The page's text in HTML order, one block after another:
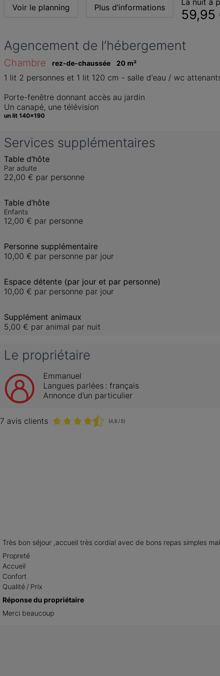
Voir le planning Plus d’informations
La nuit à
59,95
Agencement de l’hébergement
Chambre rez-de-chaussée 20 m²
1 lit 2 personnes et 1 lit 120 cm - salle d'eau / wc
Porte-fenêtre donnant accès au jardin
Un canapé, une télévision
un lit 140x190
Services supplémentaires
Table d’hôte
Par adulte
22,00 € par personne
Table d’hôte
Enfants
12,00 € par personne
Personne supplémentaire
10,00 € par personne par jour
Espace détente (par jour et par personne)
10,00 € par personne par jour
Supplément animaux
5,00 € par animal par nuit
Le propriétaire
Emmanuel
Langues parlées : français
Annonce d’un particulier
7 avis clients (4,6 / 5)
Très bon séjour ,accueil très cordial avec de bons repas simples
Propreté
Accueil
Confort
Qualité / Prix
Réponse du propriétaire
Merci beaucoup